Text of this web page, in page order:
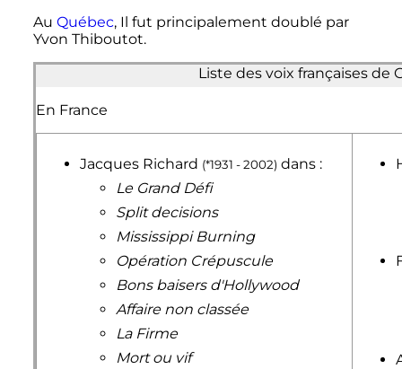
Au Québec, Il fut principalement doublé par
Yvon Thiboutot.
Liste des voix françaises de
En France
Jacques Richard (*1931 - 2002) dans :
Le Grand Défi
Split decisions
Mississippi Burning
Opération Crépuscule
Bons baisers d'Hollywood
Affaire non classée
La Firme
Mort ou vif